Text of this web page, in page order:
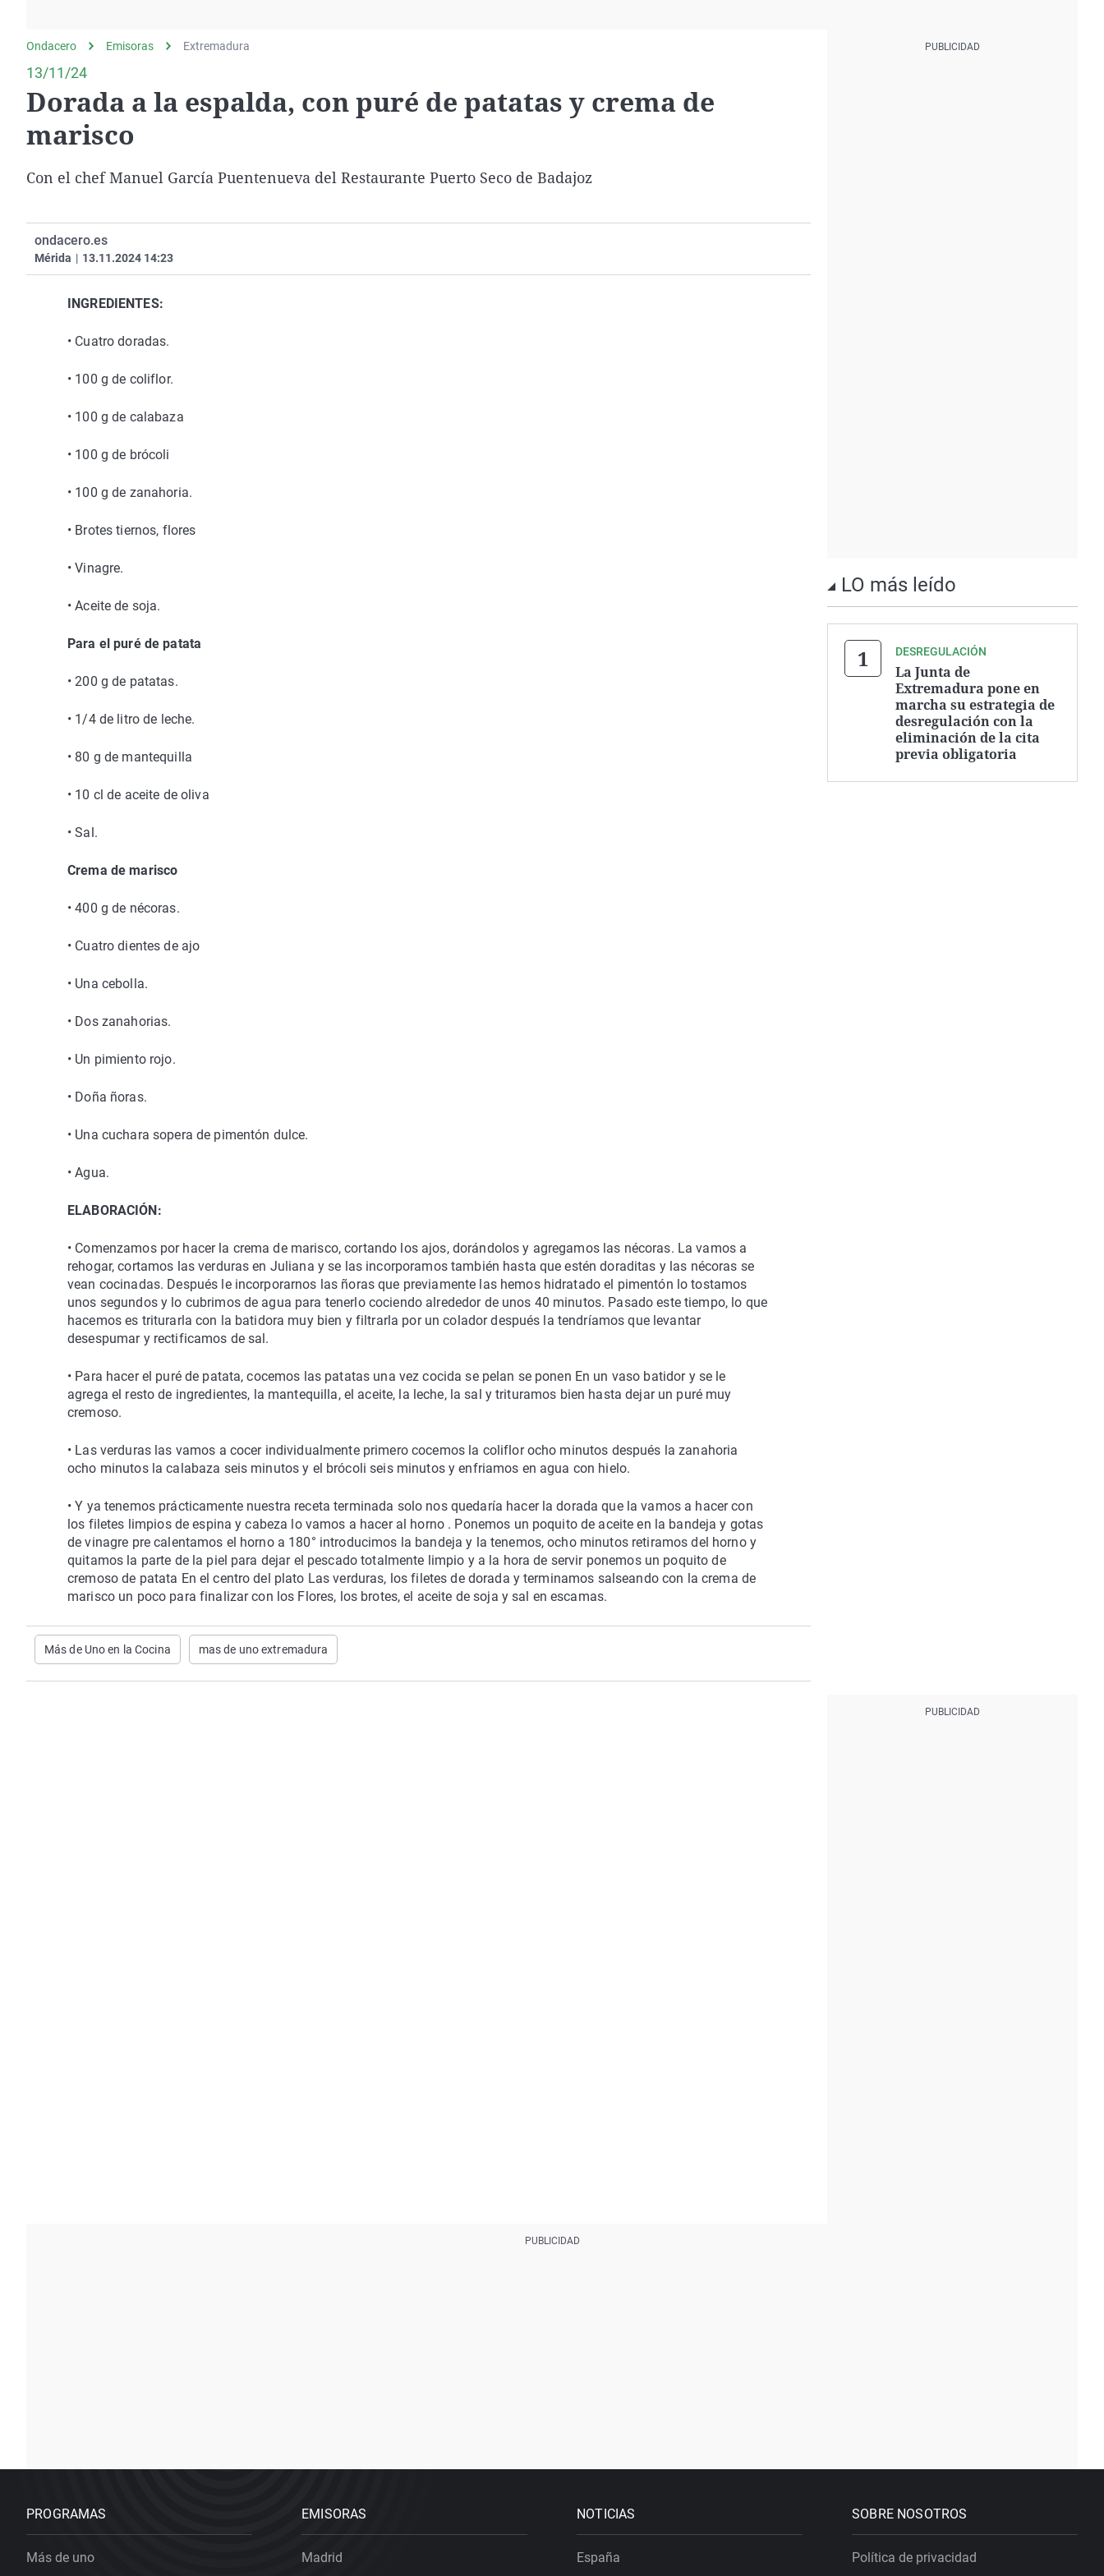
Operación Viuda
Negra
País Vasco
Ondacero Emisoras Extremadura
13/11/24
Dorada a la espalda, con puré de patatas y crema de
marisco
Con el chef Manuel García Puentenueva del Restaurante Puerto Seco de Badajoz
ondacero.es
Mérida | 13.11.2024 14:23
INGREDIENTES:
• Cuatro doradas.
• 100 g de coliflor.
• 100 g de calabaza
• 100 g de brócoli
• 100 g de zanahoria.
• Brotes tiernos, flores
• Vinagre.
• Aceite de soja.
Para el puré de patata
• 200 g de patatas.
• 1/4 de litro de leche.
• 80 g de mantequilla
• 10 cl de aceite de oliva
• Sal.
Crema de marisco
• 400 g de nécoras.
• Cuatro dientes de ajo
• Una cebolla.
• Dos zanahorias.
• Un pimiento rojo.
• Doña ñoras.
• Una cuchara sopera de pimentón dulce.
• Agua.
ELABORACIÓN:
• Comenzamos por hacer la crema de marisco, cortando los ajos, dorándolos y agregamos las nécoras. La vamos a
rehogar, cortamos las verduras en Juliana y se las incorporamos también hasta que estén doraditas y las nécoras se
vean cocinadas. Después le incorporarnos las ñoras que previamente las hemos hidratado el pimentón lo tostamos
unos segundos y lo cubrimos de agua para tenerlo cociendo alrededor de unos 40 minutos. Pasado este tiempo, lo que
hacemos es triturarla con la batidora muy bien y filtrarla por un colador después la tendríamos que levantar
desespumar y rectificamos de sal.
• Para hacer el puré de patata, cocemos las patatas una vez cocida se pelan se ponen En un vaso batidor y se le
agrega el resto de ingredientes, la mantequilla, el aceite, la leche, la sal y trituramos bien hasta dejar un puré muy
cremoso.
• Las verduras las vamos a cocer individualmente primero cocemos la coliflor ocho minutos después la zanahoria
ocho minutos la calabaza seis minutos y el brócoli seis minutos y enfriamos en agua con hielo.
• Y ya tenemos prácticamente nuestra receta terminada solo nos quedaría hacer la dorada que la vamos a hacer con
los filetes limpios de espina y cabeza lo vamos a hacer al horno . Ponemos un poquito de aceite en la bandeja y gotas
de vinagre pre calentamos el horno a 180° introducimos la bandeja y la tenemos, ocho minutos retiramos del horno y
quitamos la parte de la piel para dejar el pescado totalmente limpio y a la hora de servir ponemos un poquito de
cremoso de patata En el centro del plato Las verduras, los filetes de dorada y terminamos salseando con la crema de
marisco un poco para finalizar con los Flores, los brotes, el aceite de soja y sal en escamas.
Más de Uno en la Cocina mas de uno extremadura
LO más leído
DESREGULACIÓN
La Junta de
Extremadura pone en
marcha su estrategia de
desregulación con la
eliminación de la cita
previa obligatoria
PROGRAMAS
Más de uno
EMISORAS
Madrid
NOTICIAS
España
SOBRE NOSOTROS
Política de privacidad